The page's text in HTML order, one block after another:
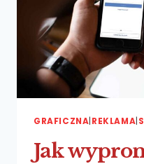
GRAFICZNA REKLAMA
Jak